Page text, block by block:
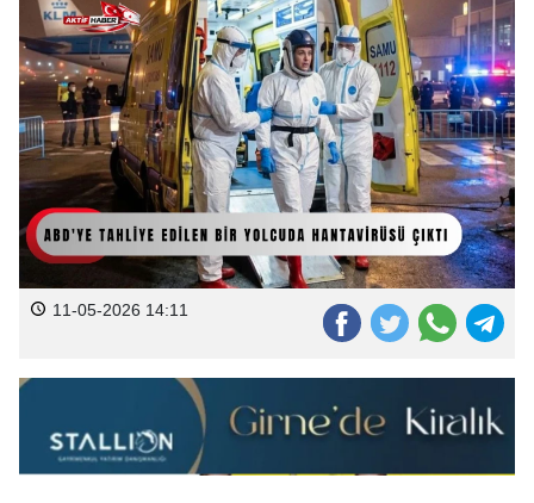
11-05-2026 14:11